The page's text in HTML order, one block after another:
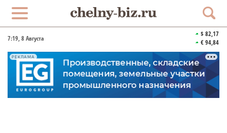
7:19, 8 Августа
$ 82,17
€ 94,84
РЕКЛАМА